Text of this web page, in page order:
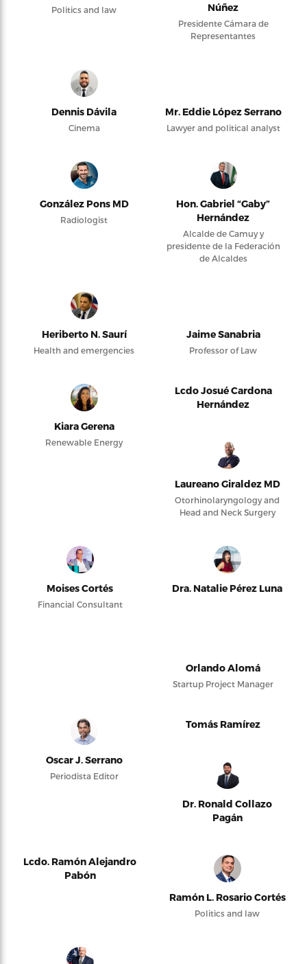
Politics and law
Núñez
Presidente Cámara de
Representantes
Dennis Dávila
Cinema
Mr. Eddie López Serrano
Lawyer and political analyst
González Pons MD
Radiologist
Hon. Gabriel “Gaby”
Hernández
Alcalde de Camuy y
presidente de la Federación
de Alcaldes
Heriberto N. Saurí
Health and emergencies
Jaime Sanabria
Professor of Law
Kiara Gerena
Renewable Energy
Lcdo Josué Cardona
Hernández
Laureano Giraldez MD
Otorhinolaryngology and
Head and Neck Surgery
Moises Cortés
Financial Consultant
Dra. Natalie Pérez Luna
Orlando Alomá
Startup Project Manager
Oscar J. Serrano
Periodista Editor
Tomás Ramírez
Dr. Ronald Collazo
Pagán
Lcdo. Ramón Alejandro
Pabón
Ramón L. Rosario Cortés
Politics and law